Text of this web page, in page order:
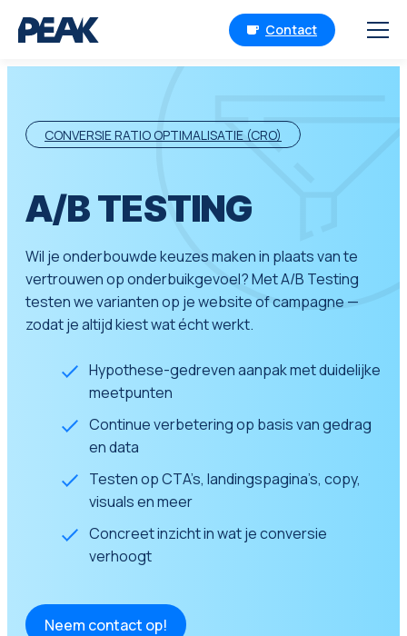
Contact
CONVERSIE RATIO OPTIMALISATIE (CRO)
A/B TESTING
Wil je onderbouwde keuzes maken in plaats van te
vertrouwen op onderbuikgevoel? Met A/B Testing
testen we varianten op je website of campagne —
zodat je altijd kiest wat écht werkt.
Hypothese-gedreven aanpak met duidelijke
meetpunten
Continue verbetering op basis van gedrag
en data
Testen op CTA’s, landingspagina’s, copy,
visuals en meer
Concreet inzicht in wat je conversie
verhoogt
Neem contact op!